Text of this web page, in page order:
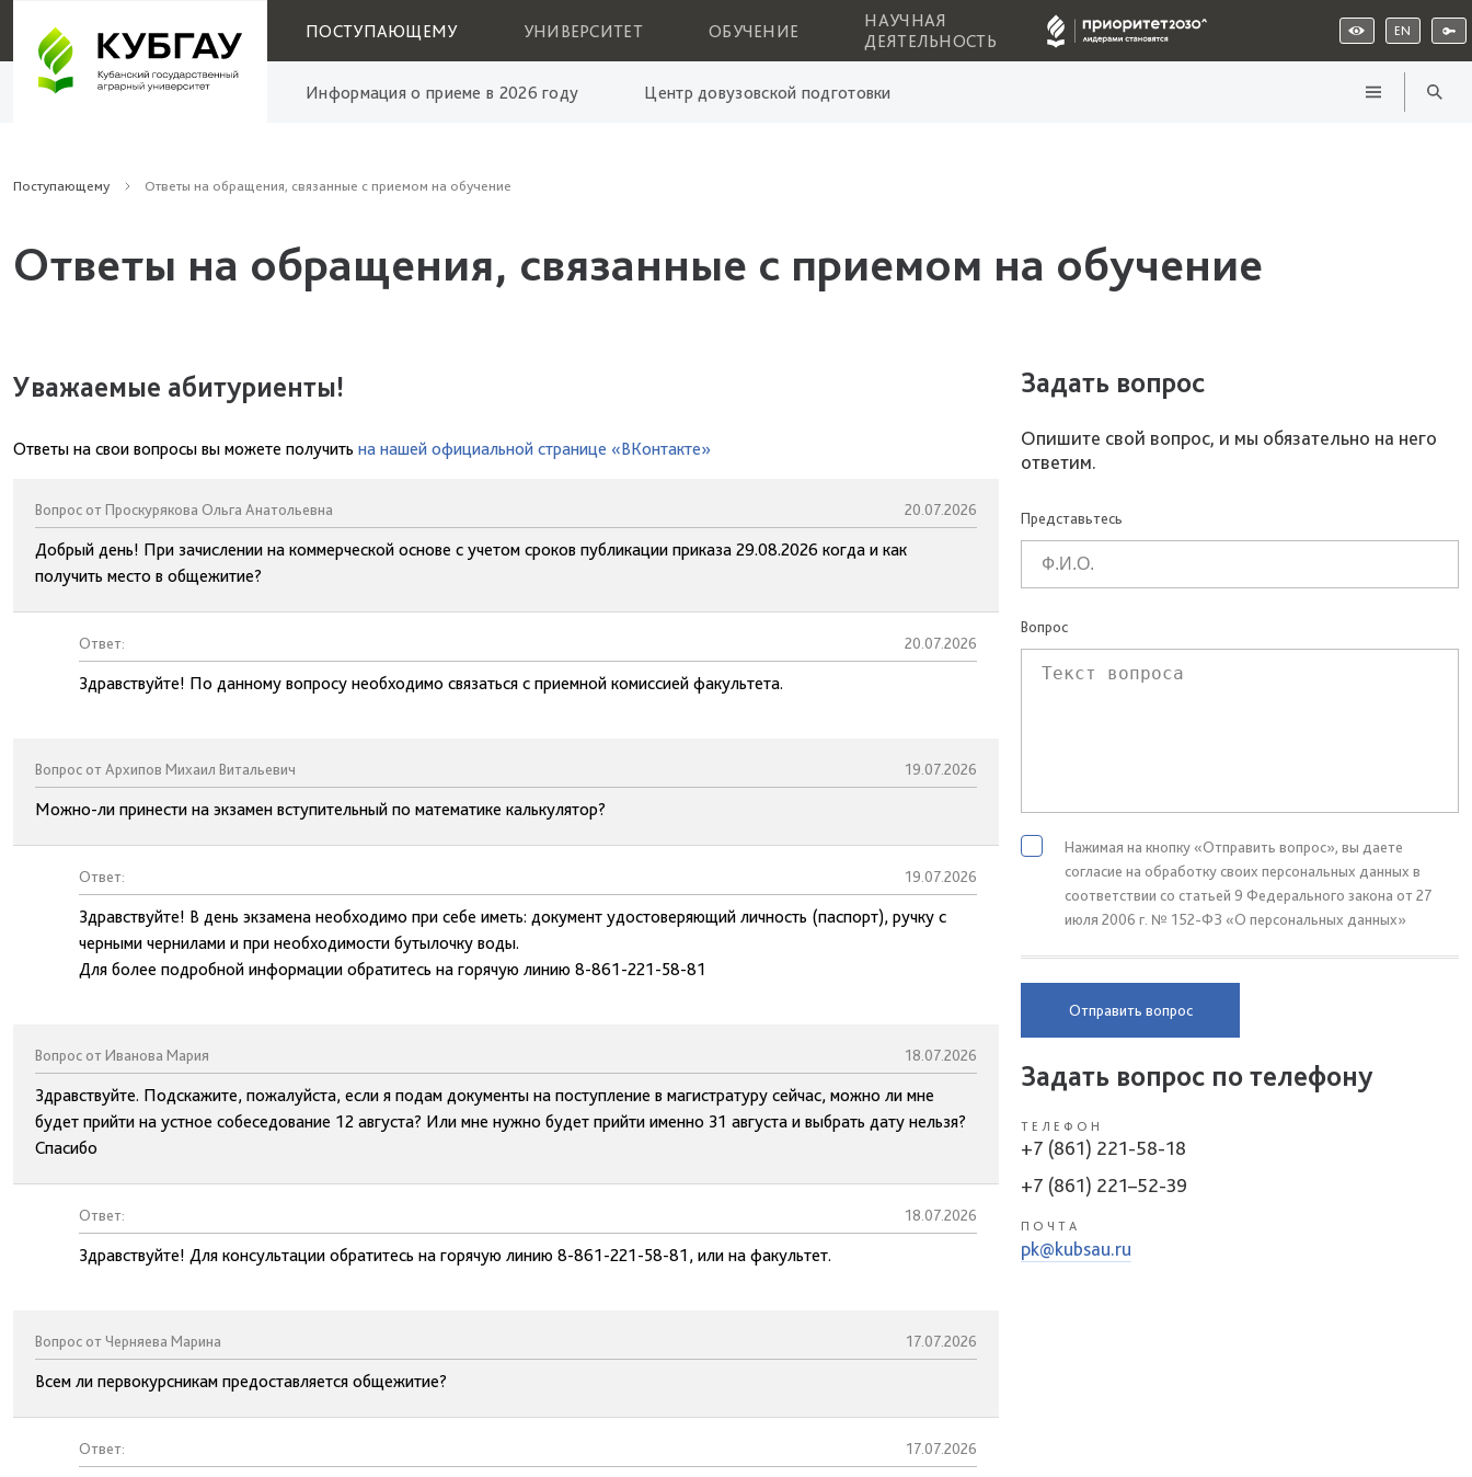
ПОСТУПАЮЩЕМУ УНИВЕРСИТЕТ ОБУЧЕНИЕ
НАУЧНАЯ
ДЕЯТЕЛЬНОСТЬ
EN
Информация о приеме в 2026 году Центр довузовской подготовки
Поступающему Ответы на обращения, связанные с приемом на обучение
Ответы на обращения, связанные с приемом на обучение
Уважаемые абитуриенты!
Ответы на свои вопросы вы можете получить на нашей официальной странице «ВКонтакте»
Вопрос от Проскурякова Ольга Анатольевна 20.07.2026
Добрый день! При зачислении на коммерческой основе с учетом сроков публикации приказа 29.08.2026 когда и как
получить место в общежитие?
Ответ: 20.07.2026
Здравствуйте! По данному вопросу необходимо связаться с приемной комиссией факультета.
Вопрос от Архипов Михаил Витальевич 19.07.2026
Можно-ли принести на экзамен вступительный по математике калькулятор?
Ответ: 19.07.2026
Здравствуйте! В день экзамена необходимо при себе иметь: документ удостоверяющий личность (паспорт), ручку с
черными чернилами и при необходимости бутылочку воды.
Для более подробной информации обратитесь на горячую линию 8-861-221-58-81
Вопрос от Иванова Мария 18.07.2026
Здравствуйте. Подскажите, пожалуйста, если я подам документы на поступление в магистратуру сейчас, можно ли мне
будет прийти на устное собеседование 12 августа? Или мне нужно будет прийти именно 31 августа и выбрать дату нельзя?
Спасибо
Ответ: 18.07.2026
Здравствуйте! Для консультации обратитесь на горячую линию 8-861-221-58-81, или на факультет.
Вопрос от Черняева Марина 17.07.2026
Всем ли первокурсникам предоставляется общежитие?
Ответ: 17.07.2026
Задать вопрос
Опишите свой вопрос, и мы обязательно на него
ответим.
Представьтесь
Вопрос
Нажимая на кнопку «Отправить вопрос», вы даете
согласие на обработку своих персональных данных в
соответствии со статьей 9 Федерального закона от 27
июля 2006 г. № 152-ФЗ «О персональных данных»
Отправить вопрос
Задать вопрос по телефону
ТЕЛЕФОН
+7 (861) 221-58-18
+7 (861) 221–52-39
ПОЧТА
pk@kubsau.ru